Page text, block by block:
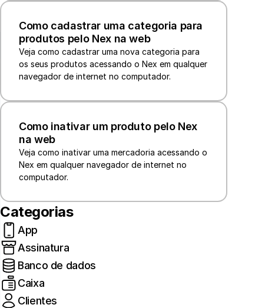
Como cadastrar uma categoria para
produtos pelo Nex na web
Veja como cadastrar uma nova categoria para
os seus produtos acessando o Nex em qualquer
navegador de internet no computador.
Como inativar um produto pelo Nex
na web
Veja como inativar uma mercadoria acessando o
Nex em qualquer navegador de internet no
computador.
Categorias
App
Assinatura
Banco de dados
Caixa
Clientes